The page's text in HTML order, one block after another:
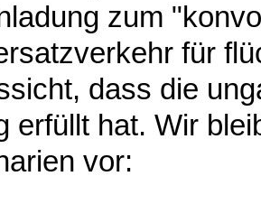
zum
für
dass die
erfüllt hat. Wir
vor: